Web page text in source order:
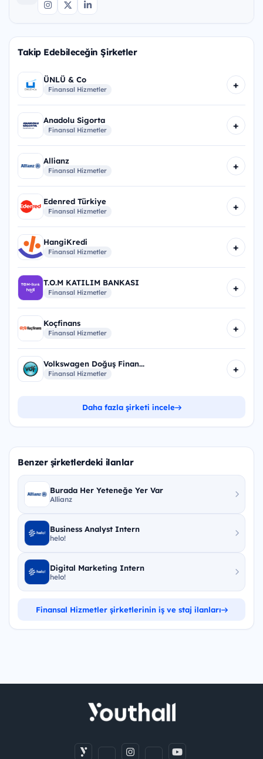
Takip Edebileceğin Şirketler
ÜNLÜ & Co
Finansal Hizmetler +
Anadolu Sigorta
Finansal Hizmetler +
Allianz
Finansal Hizmetler +
Edenred Türkiye
Finansal Hizmetler +
HangiKredi
Finansal Hizmetler +
T.O.M KATILIM BANKASI
Finansal Hizmetler +
Koçfinans
Finansal Hizmetler +
Volkswagen Doğuş Finan...
Finansal Hizmetler +
Daha fazla şirketi incele
Benzer şirketlerdeki ilanlar
Burada Her Yeteneğe Yer Var
Allianz
Business Analyst Intern
helo!
Digital Marketing Intern
helo!
Finansal Hizmetler şirketlerinin iş ve staj ilanları